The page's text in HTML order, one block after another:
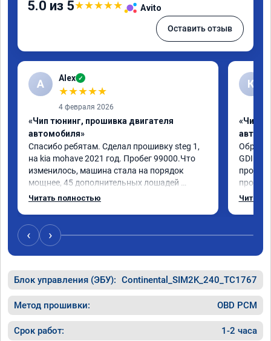
5.0 из 5★★★★★ Avito
Оставить отзыв
A Alex ✓
★★★★★
4 февраля 2026
«Чип тюнинг, прошивка двигателя
автомобиля»
Спасибо ребятам. Сделал прошивку steg 1,
на kia mohave 2021 год. Пробег 99000.Что
изменилось, машина стала на порядок
мощнее, 45 дополнительных лошадей
существенно чувствуется и соответственно
катаюсь, держит 12-12.5. Коробка
перестала подпинывать при наборе
скорости. Педаль газа более отзывчевее. В
Читать полностью
К
«Чип
GDI.
похоже
способ
Читать
‹ ›
Блок управления (ЭБУ): Continental_SIM2K_240_TC1767
Метод прошивки: OBD PCM
Срок работ: 1-2 часа